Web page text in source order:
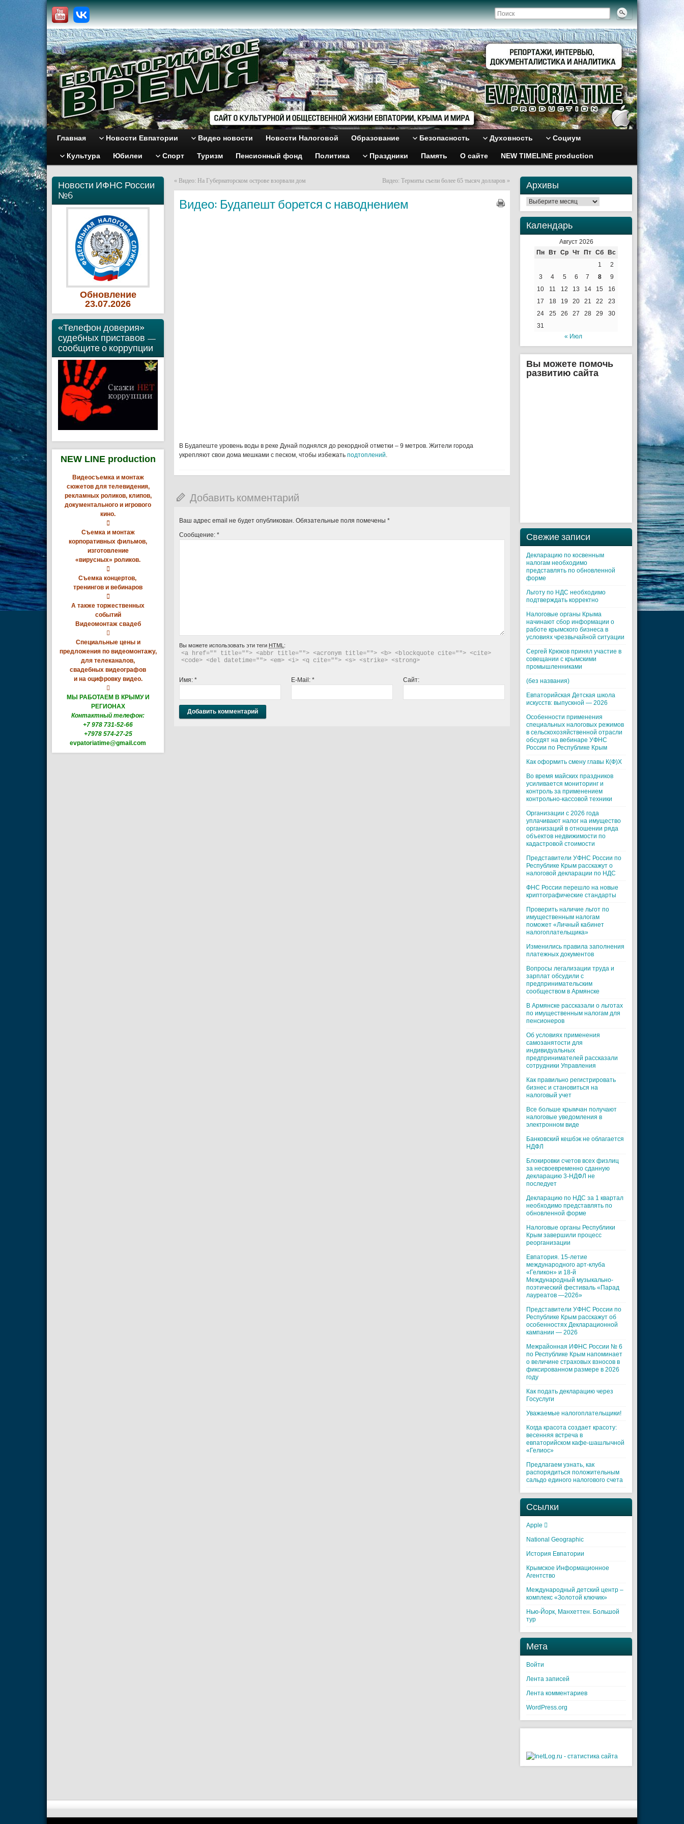
Главная Новости Евпатории Видео новости Новости Налоговой Образование Безопасность Духовность Социум
Культура Юбилеи Спорт Туризм Пенсионный фонд Политика Праздники Память О сайте NEW TIMELINE production
Новости ИФНС России
№6
Обновление
23.07.2026
«Телефон доверия»
судебных приставов —
сообщите о коррупции
NEW LINE production
Видеосъемка и монтаж
сюжетов для телевидения,
рекламных роликов, клипов,
документального и игрового
кино.

Съемка и монтаж
корпоративных фильмов,
изготовление
«вирусных» роликов.

Съемка концертов,
тренингов и вебинаров

А также торжественных
событий
Видеомонтаж свадеб

Специальные цены и
предложения по видеомонтажу,
для телеканалов,
свадебных видеографов
и на оцифровку видео.

МЫ РАБОТАЕМ В КРЫМУ И
РЕГИОНАХ
Контактный телефон:
+7 978 731-52-66
+7978 574-27-25
evpatoriatime@gmail.com
« Видео: На Губернаторском острове взорвали дом Видео: Термиты съели более 65 тысяч долларов »
Видео: Будапешт борется с наводнением
В Будапеште уровень воды в реке Дунай поднялся до рекордной отметки – 9 метров. Жители города
укрепляют свои дома мешками с песком, чтобы избежать подтоплений.
Добавить комментарий
Ваш адрес email не будет опубликован. Обязательные поля помечены *
Сообщение: *
Вы можете использовать эти теги HTML :
<a href="" title=""> <abbr title=""> <acronym title=""> <b> <blockquote cite=""> <cite>
<code> <del datetime=""> <em> <i> <q cite=""> <s> <strike> <strong>
Имя: * E-Mail: * Сайт:
Архивы
Архивы
Календарь
Август 2026
Пн
Вт Ср Чт Пт Сб
Вс
1
2
3
4 5 6 7 8
9
10
11 12 13 14 15
16
17
18 19 20 21 22
23
24
25 26 27 28 29
30
31
« Июл
Вы можете помочь
развитию сайта
Свежие записи
Декларацию по косвенным
налогам необходимо
представлять по обновленной
форме
Льготу по НДС необходимо
подтверждать корректно
Налоговые органы Крыма
начинают сбор информации о
работе крымского бизнеса в
условиях чрезвычайной ситуации
Cергей Крюков принял участие в
совещании с крымскими
промышленниками
(без названия)
Евпаторийская Детская школа
искусств: выпускной — 2026
Особенности применения
специальных налоговых режимов
в сельскохозяйственной отрасли
обсудят на вебинаре УФНС
России по Республике Крым
Как оформить смену главы К(Ф)Х
Во время майских праздников
усиливается мониторинг и
контроль за применением
контрольно-кассовой техники
Организации с 2026 года
уплачивают налог на имущество
организаций в отношении ряда
объектов недвижимости по
кадастровой стоимости
Представители УФНС России по
Республике Крым расскажут о
налоговой декларации по НДС
ФНС России перешло на новые
криптографические стандарты
Проверить наличие льгот по
имущественным налогам
поможет «Личный кабинет
налогоплательщика»
Изменились правила заполнения
платежных документов
Вопросы легализации труда и
зарплат обсудили с
предпринимательским
сообществом в Армянске
В Армянске рассказали о льготах
по имущественным налогам для
пенсионеров
Об условиях применения
самозанятости для
индивидуальных
предпринимателей рассказали
сотрудники Управления
Как правильно регистрировать
бизнес и становиться на
налоговый учет
Все больше крымчан получают
налоговые уведомления в
электронном виде
Банковский кешбэк не облагается
НДФЛ
Блокировки счетов всех физлиц
за несвоевременно сданную
декларацию 3-НДФЛ не
последует
Декларацию по НДС за 1 квартал
необходимо представлять по
обновленной форме
Налоговые органы Республики
Крым завершили процесс
реорганизации
Евпатория. 15-летие
международного арт-клуба
«Геликон» и 18-й
Международный музыкально-
поэтический фестиваль «Парад
лауреатов —2026»
Представители УФНС России по
Республике Крым расскажут об
особенностях Декларационной
кампании — 2026
Межрайонная ИФНС России № 6
по Республике Крым напоминает
о величине страховых взносов в
фиксированном размере в 2026
году
Как подать декларацию через
Госуслуги
Уважаемые налогоплательщики!
Когда красота создает красоту:
весенняя встреча в
евпаторийском кафе-шашлычной
«Гелиос»
Предлагаем узнать, как
распорядиться положительным
сальдо единого налогового счета
Ссылки
Apple 
National Geographic
История Евпатории
Крымское Информационное
Агентство
Международный детский центр –
комплекс «Золотой ключик»
Нью-Йорк, Манхеттен. Большой
тур
Мета
Войти
Лента записей
Лента комментариев
WordPress.org